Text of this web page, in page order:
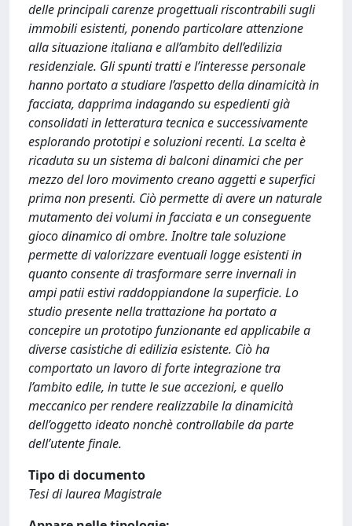
delle principali carenze progettuali riscontrabili sugli
immobili esistenti, ponendo particolare attenzione
alla situazione italiana e all’ambito dell’edilizia
residenziale. Gli spunti tratti e l’interesse personale
hanno portato a studiare l’aspetto della dinamicità in
facciata, dapprima indagando su espedienti già
consolidati in letteratura tecnica e successivamente
esplorando prototipi e soluzioni recenti. La scelta è
ricaduta su un sistema di balconi dinamici che per
mezzo del loro movimento creano aggetti e superfici
prima non presenti. Ciò permette di avere un naturale
mutamento dei volumi in facciata e un conseguente
gioco dinamico di ombre. Inoltre tale soluzione
permette di valorizzare eventuali logge esistenti in
quanto consente di trasformare serre invernali in
ampi patii estivi raddoppiandone la superficie. Lo
studio presente nella trattazione ha portato a
concepire un prototipo funzionante ed applicabile a
diverse casistiche di edilizia esistente. Ciò ha
comportato un lavoro di forte integrazione tra
l’ambito edile, in tutte le sue accezioni, e quello
meccanico per rendere realizzabile la dinamicità
dell’oggetto ideato nonchè controllabile da parte
dell’utente finale.
Tipo di documento
Tesi di laurea Magistrale